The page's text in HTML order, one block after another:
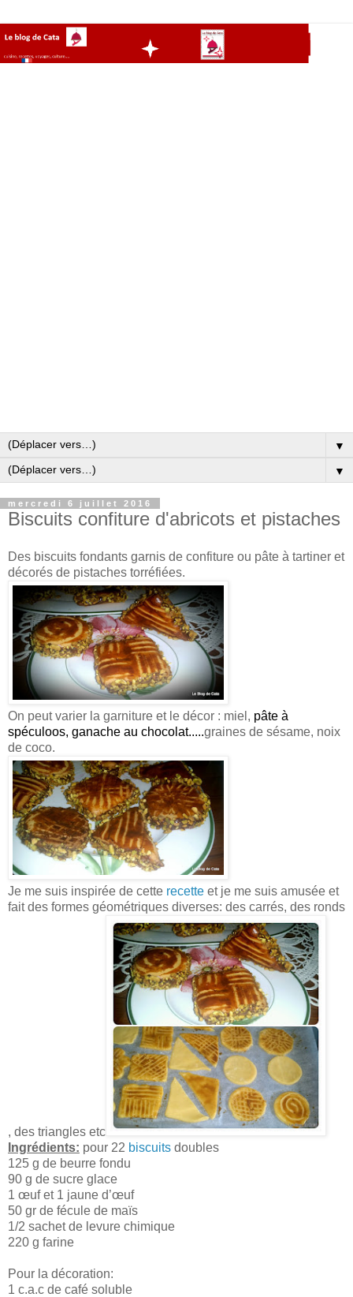
▼
▼
mercredi 6 juillet 2016
Biscuits confiture d'abricots et pistaches
Des biscuits fondants garnis de confiture ou pâte à tartiner et
décorés de pistaches torréfiées.
On peut varier la garniture et le décor : miel, pâte à
spéculoos, ganache au chocolat.....graines de sésame, noix
de coco.
Je me suis inspirée de cette recette et je me suis amusée et
fait des formes géométriques diverses: des carrés, des ronds
, des triangles etc
Ingrédients: pour 22 biscuits doubles
125 g de beurre fondu
90 g de sucre glace
1 œuf et 1 jaune d’œuf
50 gr de fécule de maïs
1/2 sachet de levure chimique
220 g farine
Pour la décoration:
1 c.a.c de café soluble